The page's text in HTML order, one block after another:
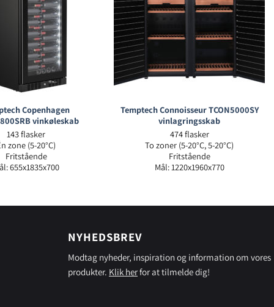
Copenhagen
vinkøleskab
143 flasker
zone (5-20°C)
Fritstående
655x1835x700
Temptech Connoisseur TCON5000SY
vinlagringsskab
474 flasker
To zoner (5-20°C, 5-20°C)
Fritstående
Mål: 1220x1960x770
NYHEDSBREV
Modtag nyheder, inspiration og information om vores
produkter. Klik herfor at tilmelde dig!